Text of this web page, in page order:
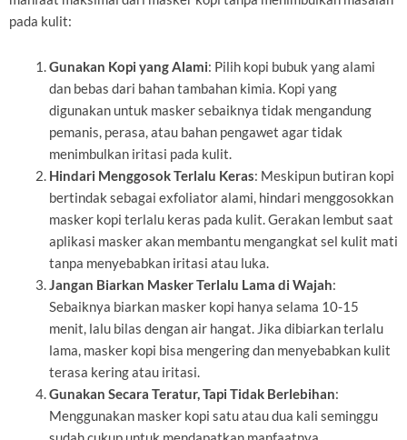
pada kulit:
Gunakan Kopi yang Alami: Pilih kopi bubuk yang alami
dan bebas dari bahan tambahan kimia. Kopi yang
digunakan untuk masker sebaiknya tidak mengandung
pemanis, perasa, atau bahan pengawet agar tidak
menimbulkan iritasi pada kulit.
Hindari Menggosok Terlalu Keras: Meskipun butiran kopi
bertindak sebagai exfoliator alami, hindari menggosokkan
masker kopi terlalu keras pada kulit. Gerakan lembut saat
aplikasi masker akan membantu mengangkat sel kulit mati
tanpa menyebabkan iritasi atau luka.
Jangan Biarkan Masker Terlalu Lama di Wajah:
Sebaiknya biarkan masker kopi hanya selama 10-15
menit, lalu bilas dengan air hangat. Jika dibiarkan terlalu
lama, masker kopi bisa mengering dan menyebabkan kulit
terasa kering atau iritasi.
Gunakan Secara Teratur, Tapi Tidak Berlebihan:
Menggunakan masker kopi satu atau dua kali seminggu